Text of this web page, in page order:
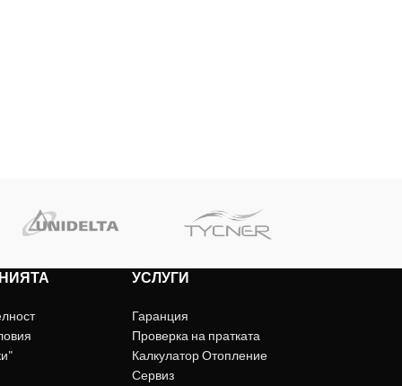
УСЛУГИ
Гаранция
Проверка на пратката
Калкулатор Отопление
Сервиз